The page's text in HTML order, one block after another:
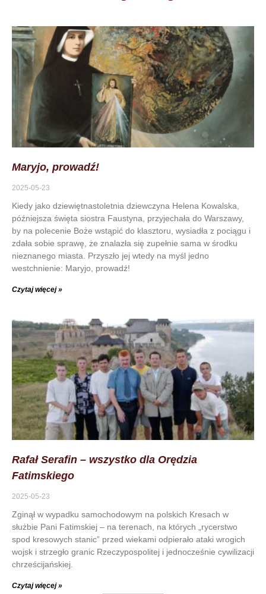
Maryjo, prowadź!
2025-05-23
Kiedy jako dziewiętnastoletnia dziewczyna Helena Kowalska,
późniejsza święta siostra Faustyna, przyjechała do Warszawy,
by na polecenie Boże wstąpić do klasztoru, wysiadła z pociągu i
zdała sobie sprawę, że znalazła się zupełnie sama w środku
nieznanego miasta. Przyszło jej wtedy na myśl jedno
westchnienie: Maryjo, prowadź!
Czytaj więcej »
Rafał Serafin – wszystko dla Orędzia
Fatimskiego
2025-05-23
Zginął w wypadku samochodowym na polskich Kresach w
służbie Pani Fatimskiej – na terenach, na których „rycerstwo
spod kresowych stanic” przed wiekami odpierało ataki wrogich
wojsk i strzegło granic Rzeczypospolitej i jednocześnie cywilizacji
chrześcijańskiej.
Czytaj więcej »